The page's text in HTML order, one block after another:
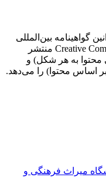
بین‌المللی
Creative Commons Attribution 4.0 International License منتشر
به هر شکل) و
اساس محتوا) را می‌دهد.
میراث فرهنگی و